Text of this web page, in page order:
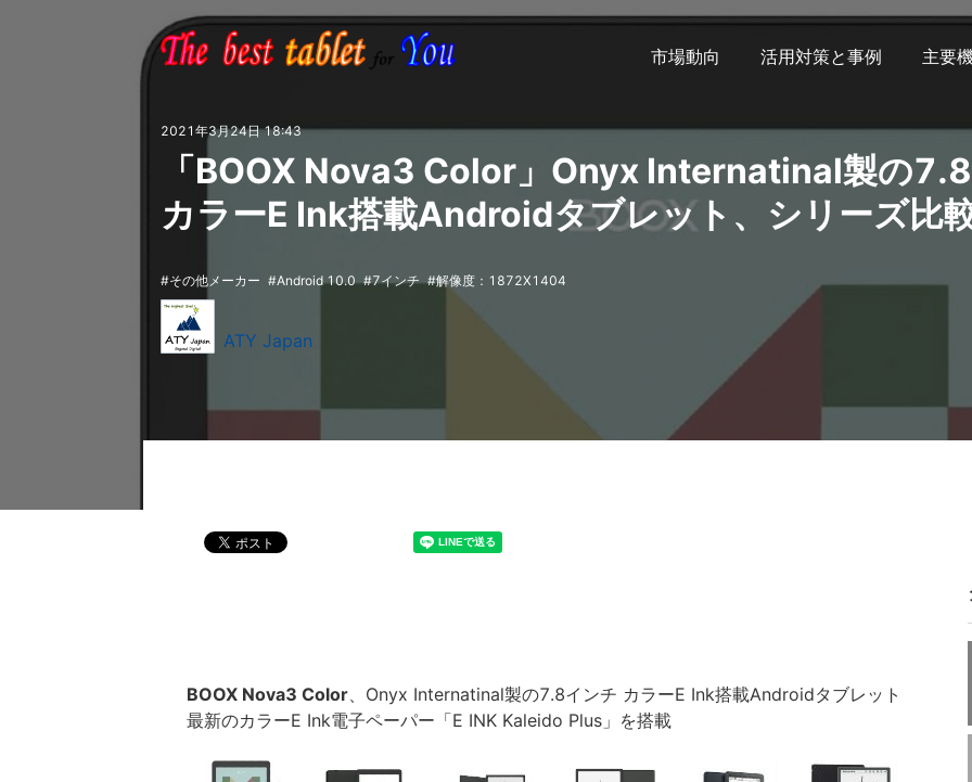
市場動向 活用対策と事例 主要
2021年3月24日 18:43
「BOOX Nova3 Color」Onyx Internatinal製の
カラーE Ink搭載Androidタブレット、シリーズ比
その他メーカー Android 10.0 7インチ 解像度：1872X1404
ATY Japan
BOOX Nova3 Color、Onyx Internatinal製の7.8インチ カラーE Ink搭載Androidタブレット
最新のカラーE Ink電子ペーパー「E INK Kaleido Plus」を搭載